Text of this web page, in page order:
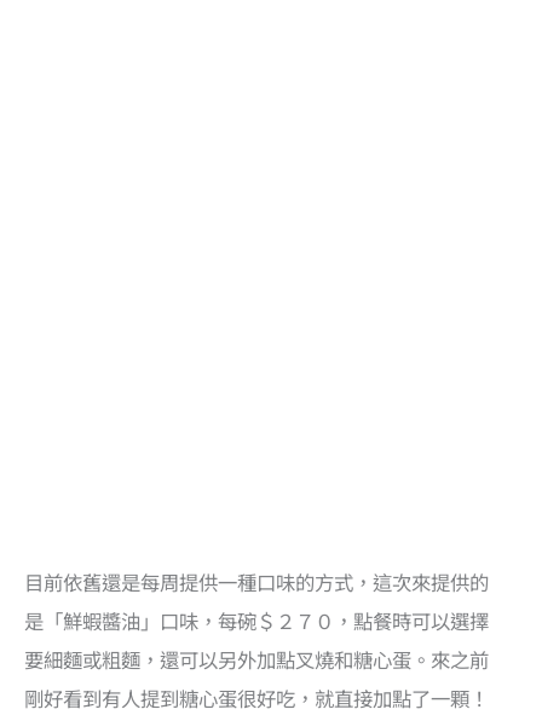
目前依舊還是每周提供一種口味的方式，這次來提供的
是「鮮蝦醬油」口味，每碗＄２７０，點餐時可以選擇
要細麵或粗麵，還可以另外加點叉燒和糖心蛋。來之前
剛好看到有人提到糖心蛋很好吃，就直接加點了一顆！